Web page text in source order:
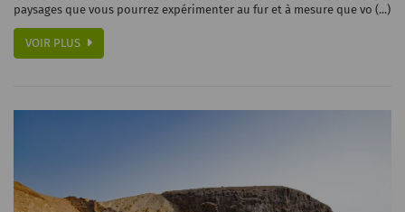
paysages que vous pourrez expérimenter au fur et à mesure que vo (...)
VOIR PLUS